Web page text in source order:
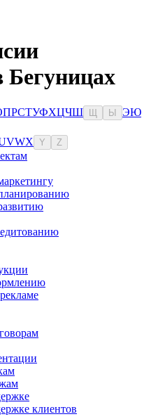
Бегуницах
ПРСТУФХЦЧШ Ы ЭЮ
VWX Y Z
клиентов